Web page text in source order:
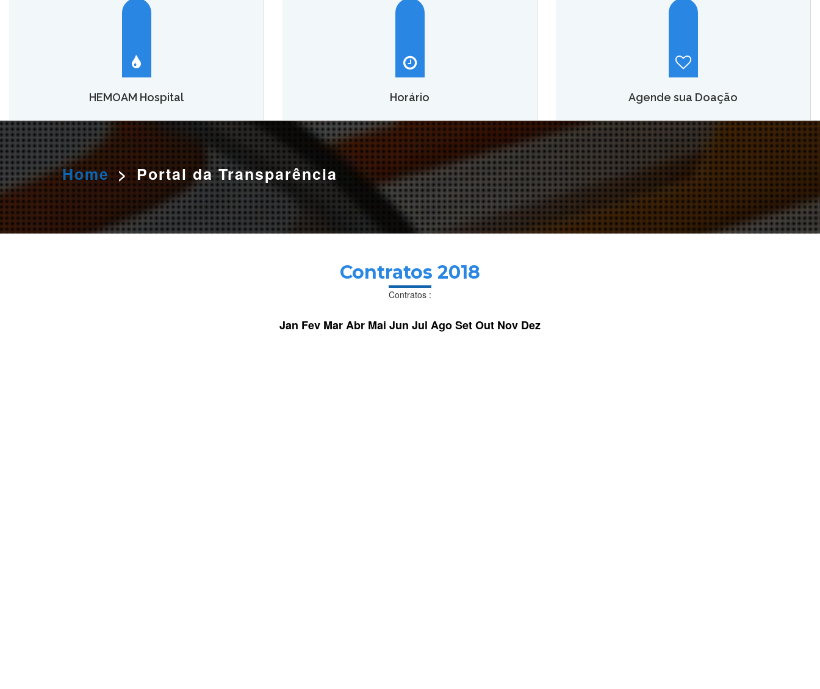
HEMOAM Hospital
O HEMOAM Hospital vai aumentar em até seis vezes a
capacidade atual de assistência hematológica e
oncohematológica do Amazonas,saiba mais.
Horário
Hemoam:Segunda a sábado, das 7h às 18h.
Maternidade Ana Braga:Temporariamente fechado.
Agende sua Doação
O AGENDAMENTO PELO SITE ESTÁ TEMPORARIAMENTE
SUSPENSO. PARA AGENDAR SUA DOAÇÃO LIGUE PARA:
3655 0166 OU 984319920 (WHATSAPP)
Home > Portal da Transparência
Contratos 2018
Contratos :
Jan Fev MarAbr Mai Jun Jul AgoSetOut Nov Dez